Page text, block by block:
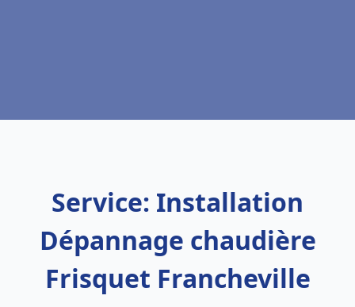
Service: Installation
Dépannage chaudière
Frisquet Francheville